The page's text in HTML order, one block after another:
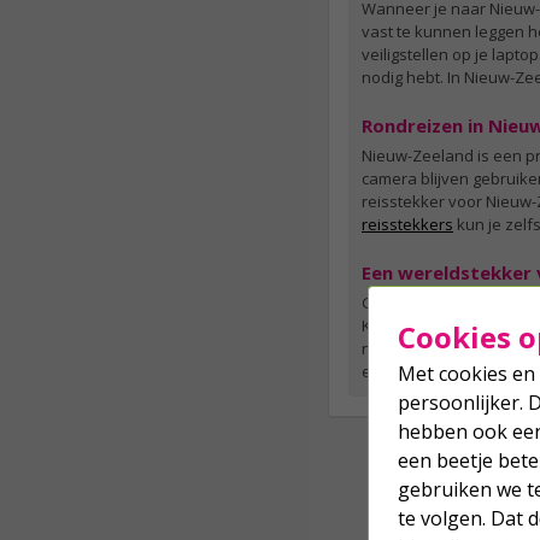
Wanneer je naar
vast te kunnen leggen
veiligstellen op je
nodig hebt. In Nieuw-
Rondreizen in
Nieuw-Zeeland is een
camera blijven
reisstekker voor
reisstekkers kun je
Een wereldstekker
Ga jij binnenkort op
Kabelshop.nl en
neem dan gerust
e-mail, telefoon, en
Cookies
Met cookies
persoonlijker.
hebben ook
een beetje
gebruiken we
te volgen. Dat